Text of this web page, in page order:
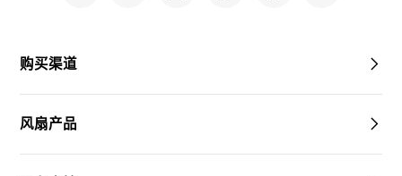
购买渠道
风扇产品